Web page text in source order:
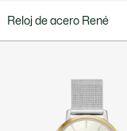
Reloj de acero René